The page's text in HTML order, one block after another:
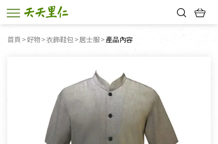
首頁 好物 衣飾鞋包 居士服 目前頁面：
產品內容